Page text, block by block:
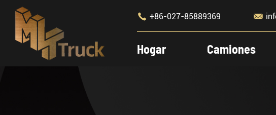
 +86-027-85889369 
Hogar Camiones